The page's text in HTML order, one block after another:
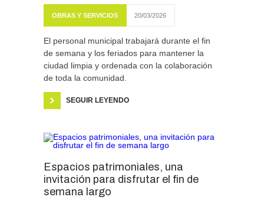
OBRAS Y SERVICIOS 20/03/2026
El personal municipal trabajará durante el fin
de semana y los feriados para mantener la
ciudad limpia y ordenada con la colaboración
de toda la comunidad.
SEGUIR LEYENDO
Espacios patrimoniales, una
invitación para disfrutar el fin de
semana largo